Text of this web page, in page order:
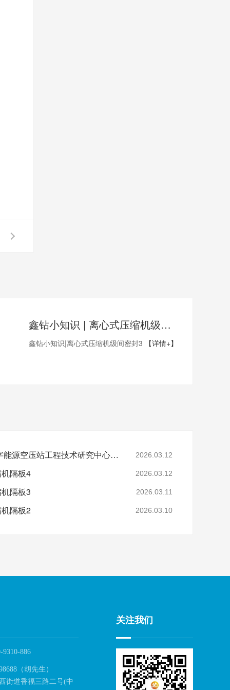
鑫钻小知识 | 离心式压缩机级间密封3
鑫钻小知识|离心式压缩机级间密封3 【详情+】
省级认定！鑫钻股份数字能源空压站工程技术研究中心正式获批 2026.03.12
隔板4 2026.03.12
隔板3 2026.03.11
隔板2 2026.03.10
9310-886
（胡先生）
街道香福三路二号(中
关注我们